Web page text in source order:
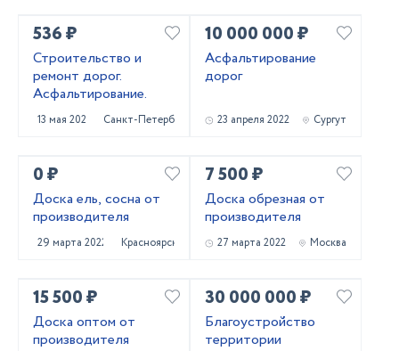
536 ₽
Строительство и
ремонт дорог.
Асфальтирование.
13 мая 2022 Санкт-Петербург
10 000 000 ₽
Асфальтирование
дорог
23 апреля 2022 Сургут
0 ₽
Доска ель, сосна от
производителя
29 марта 2022 Красноярск
7 500 ₽
Доска обрезная от
производителя
27 марта 2022 Москва
15 500 ₽
Доска оптом от
производителя
30 000 000 ₽
Благоустройство
территории